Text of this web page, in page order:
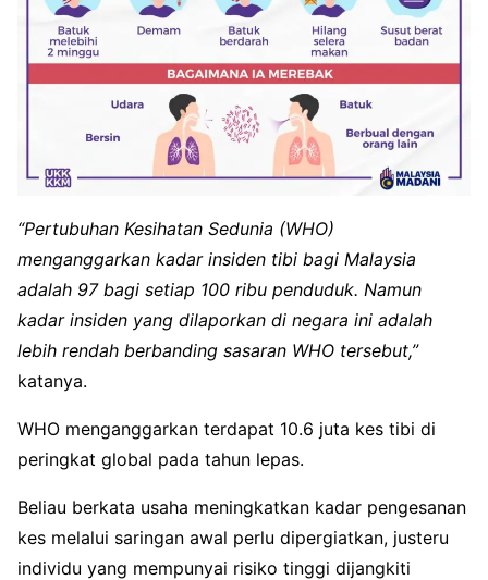
“Pertubuhan Kesihatan Sedunia (WHO)
menganggarkan kadar insiden tibi bagi Malaysia
adalah 97 bagi setiap 100 ribu penduduk. Namun
kadar insiden yang dilaporkan di negara ini adalah
lebih rendah berbanding sasaran WHO tersebut,”
katanya.
WHO menganggarkan terdapat 10.6 juta kes tibi di
peringkat global pada tahun lepas.
Beliau berkata usaha meningkatkan kadar pengesanan
kes melalui saringan awal perlu dipergiatkan, justeru
individu yang mempunyai risiko tinggi dijangkiti